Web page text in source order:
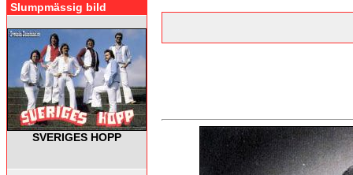
Slumpmässig bild
SVERIGES HOPP